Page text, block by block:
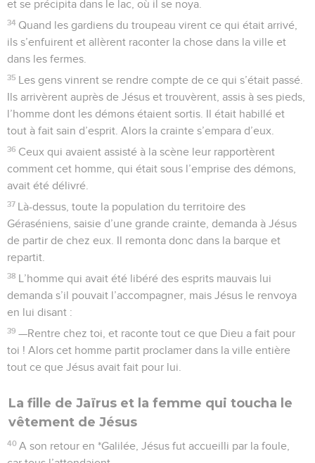
et se précipita dans le lac, où il se noya.
34 Quand les gardiens du troupeau virent ce qui était arrivé,
ils s’enfuirent et allèrent raconter la chose dans la ville et
dans les fermes.
35 Les gens vinrent se rendre compte de ce qui s’était passé.
Ils arrivèrent auprès de Jésus et trouvèrent, assis à ses pieds,
l’homme dont les démons étaient sortis. Il était habillé et
tout à fait sain d’esprit. Alors la crainte s’empara d’eux.
36 Ceux qui avaient assisté à la scène leur rapportèrent
comment cet homme, qui était sous l’emprise des démons,
avait été délivré.
37 Là-dessus, toute la population du territoire des
Géraséniens, saisie d’une grande crainte, demanda à Jésus
de partir de chez eux. Il remonta donc dans la barque et
repartit.
38 L’homme qui avait été libéré des esprits mauvais lui
demanda s’il pouvait l’accompagner, mais Jésus le renvoya
en lui disant :
39 —Rentre chez toi, et raconte tout ce que Dieu a fait pour
toi ! Alors cet homme partit proclamer dans la ville entière
tout ce que Jésus avait fait pour lui.
La fille de Jaïrus et la femme qui toucha le
vêtement de Jésus
40 A son retour en *Galilée, Jésus fut accueilli par la foule,